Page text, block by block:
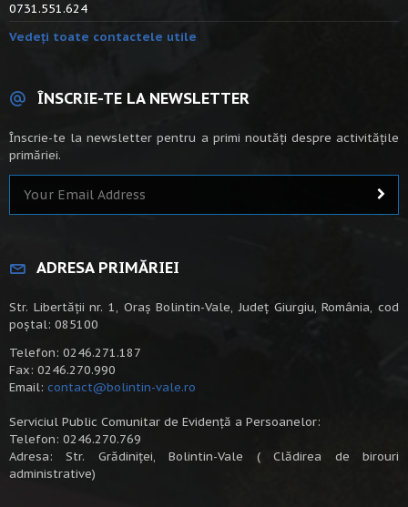
0731.551.624
Vedeți toate contactele utile
ÎNSCRIE-TE LA NEWSLETTER
Înscrie-te la newsletter pentru a primi noutăți despre activitățile
primăriei.
ADRESA PRIMĂRIEI
Str. Libertății nr. 1, Oraș Bolintin-Vale, Județ Giurgiu, România, cod
poștal: 085100
Telefon: 0246.271.187
Fax: 0246.270.990
Email: contact@bolintin-vale.ro
Serviciul Public Comunitar de Evidență a Persoanelor:
Telefon: 0246.270.769
Adresa: Str. Grădiniței, Bolintin-Vale ( Clădirea de birouri
administrative)